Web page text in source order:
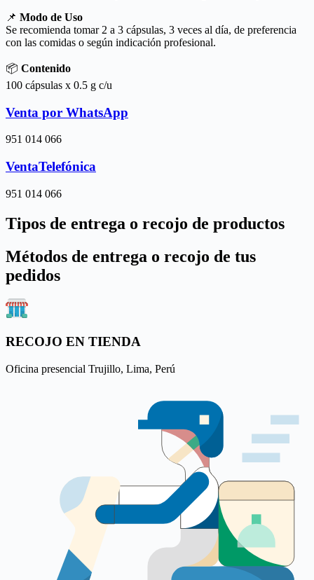
📌 Modo de Uso
Se recomienda tomar 2 a 3 cápsulas, 3 veces al día, de preferencia
con las comidas o según indicación profesional.
📦 Contenido
100 cápsulas x 0.5 g c/u
Venta por WhatsApp
951 014 066
VentaTelefónica
951 014 066
Tipos de entrega o recojo de productos
Métodos de entrega o recojo de tus
pedidos
RECOJO EN TIENDA
Oficina presencial Trujillo, Lima, Perú